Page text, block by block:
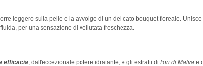
leggero sulla pelle e la avvolge di un delicato bouquet floreale. Unisce
per una sensazione di vellutata freschezza.
efficacia, dall'eccezionale potere idratante, e gli estratti di fiori di Malvae